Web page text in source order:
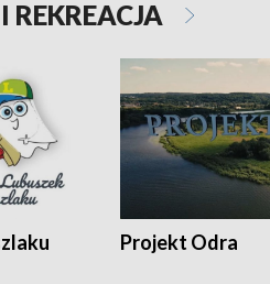
REKREACJA
Projekt Odra